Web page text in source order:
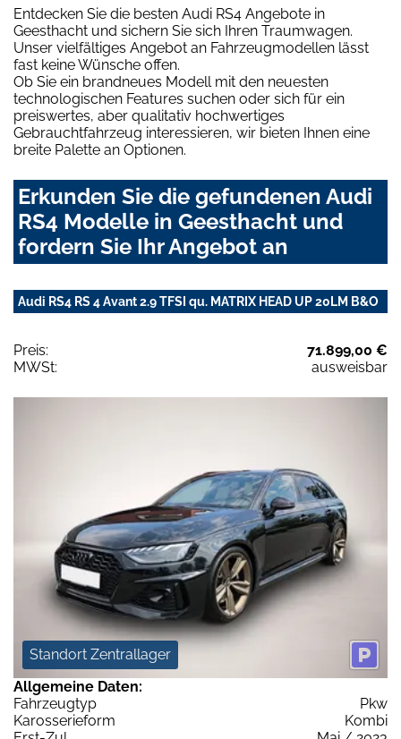
Entdecken Sie die besten Audi RS4 Angebote in
Geesthacht und sichern Sie sich Ihren Traumwagen.
Unser vielfältiges Angebot an Fahrzeugmodellen lässt
fast keine Wünsche offen.
Ob Sie ein brandneues Modell mit den neuesten
technologischen Features suchen oder sich für ein
preiswertes, aber qualitativ hochwertiges
Gebrauchtfahrzeug interessieren, wir bieten Ihnen eine
breite Palette an Optionen.
Erkunden Sie die gefundenen Audi
RS4 Modelle in Geesthacht und
fordern Sie Ihr Angebot an
Audi RS4 RS 4 Avant 2.9 TFSI qu. MATRIX HEAD UP 20LM B&O
Preis:
71.899,00 €
MWSt:
ausweisbar
Standort Zentrallager
Allgemeine Daten:
Fahrzeugtyp
Pkw
Karosserieform
Kombi